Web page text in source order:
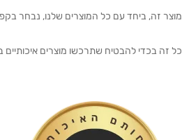
מוצר זה, ביחד עם כל המוצרים שלנו, נבחר
כל זה בכדי להבטיח שתרכשו מוצרים